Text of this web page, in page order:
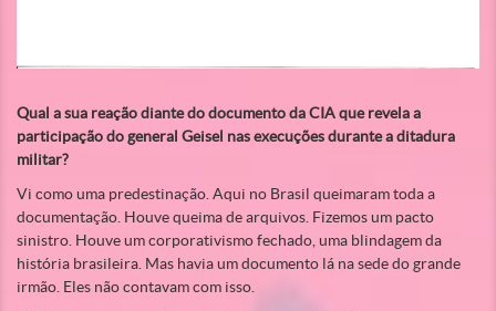
Qual a sua reação diante do documento da CIA que revela a
participação do general Geisel nas execuções durante a ditadura
militar?
Vi como uma predestinação. Aqui no Brasil queimaram toda a
documentação. Houve queima de arquivos. Fizemos um pacto
sinistro. Houve um corporativismo fechado, uma blindagem da
história brasileira. Mas havia um documento lá na sede do grande
irmão. Eles não contavam com isso.